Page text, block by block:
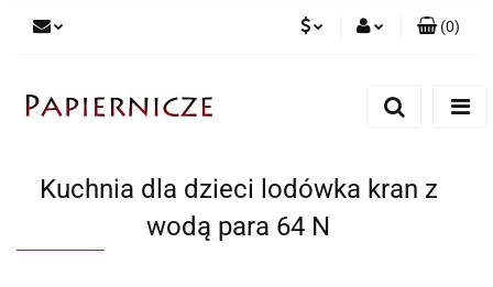
(0)
Kuchnia dla dzieci lodówka kran z
wodą para 64 N